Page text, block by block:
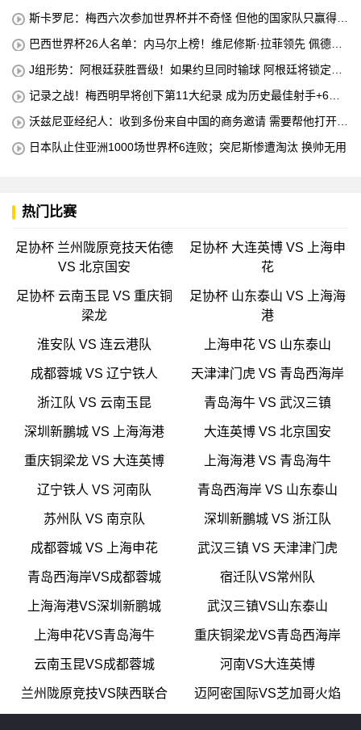
斯卡罗尼：梅西六次参加世界杯并不奇怪 但他的国家队只赢得了
巴西世界杯26人名单：内马尔上榜！维尼修斯·拉菲领先 佩德罗
J组形势：阿根廷获胜晋级！如果约旦同时输球 阿根廷将锁定榜
记录之战！梅西明早将创下第11大纪录 成为历史最佳射手+6次
沃兹尼亚经纪人：收到多份来自中国的商务邀请 需要帮他打开中
日本队止住亚洲1000场世界杯6连败；突尼斯惨遭淘汰 换帅无用
热门比赛
足协杯 兰州陇原竞技天佑德
VS 北京国安
足协杯 大连英博 VS 上海申
花
足协杯 云南玉昆 VS 重庆铜
梁龙
足协杯 山东泰山 VS 上海海
港
淮安队 VS 连云港队 上海申花 VS 山东泰山
成都蓉城 VS 辽宁铁人 天津津门虎 VS 青岛西海岸
浙江队 VS 云南玉昆 青岛海牛 VS 武汉三镇
深圳新鵬城 VS 上海海港 大连英博 VS 北京国安
重庆铜梁龙 VS 大连英博 上海海港 VS 青岛海牛
辽宁铁人 VS 河南队 青岛西海岸 VS 山东泰山
苏州队 VS 南京队 深圳新鵬城 VS 浙江队
成都蓉城 VS 上海申花 武汉三镇 VS 天津津门虎
青岛西海岸VS成都蓉城 宿迁队VS常州队
上海海港VS深圳新鹏城 武汉三镇VS山东泰山
上海申花VS青岛海牛 重庆铜梁龙VS青岛西海岸
云南玉昆VS成都蓉城 河南VS大连英博
兰州陇原竞技VS陕西联合 迈阿密国际VS芝加哥火焰